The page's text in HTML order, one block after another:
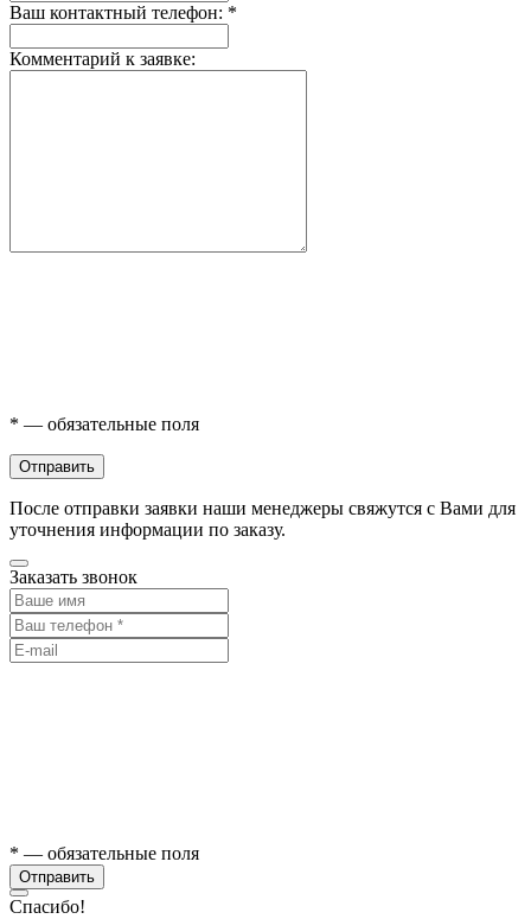
Ваш контактный телефон: *
Комментарий к заявке:
* — обязательные поля
Отправить
После отправки заявки наши менеджеры свяжутся с Вами для
уточнения информации по заказу.
Заказать звонок
* — обязательные поля
Отправить
Спасибо!